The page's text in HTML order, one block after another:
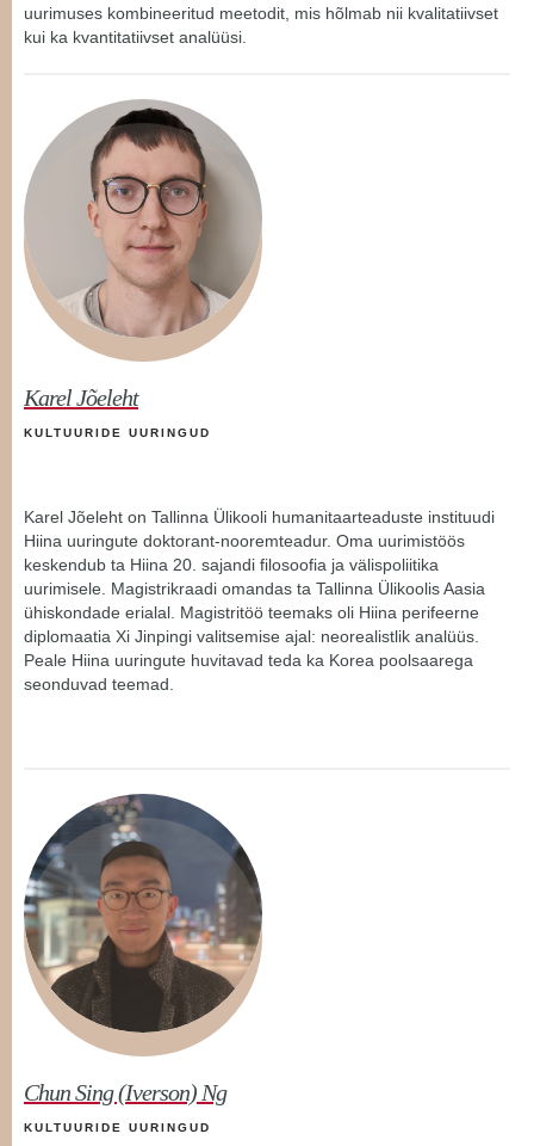
uurimuses kombineeritud meetodit, mis hõlmab nii kvalitatiivset
kui ka kvantitatiivset analüüsi.
Karel Jõeleht
KULTUURIDE UURINGUD
Karel Jõeleht on Tallinna Ülikooli humanitaarteaduste instituudi
Hiina uuringute doktorant-nooremteadur. Oma uurimistöös
keskendub ta Hiina 20. sajandi filosoofia ja välispoliitika
uurimisele. Magistrikraadi omandas ta Tallinna Ülikoolis Aasia
ühiskondade erialal. Magistritöö teemaks oli Hiina perifeerne
diplomaatia Xi Jinpingi valitsemise ajal: neorealistlik analüüs.
Peale Hiina uuringute huvitavad teda ka Korea poolsaarega
seonduvad teemad.
Chun Sing (Iverson) Ng
KULTUURIDE UURINGUD